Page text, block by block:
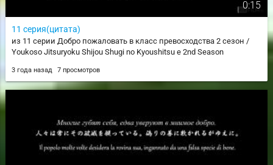
0:15
11 серия(цитата)
из 11 серии Добро пожаловать в класс превосходства 2 сезон /
Youkoso Jitsuryoku Shijou Shugi no Kyoushitsu e 2nd Season
3 года назад 7 просмотров